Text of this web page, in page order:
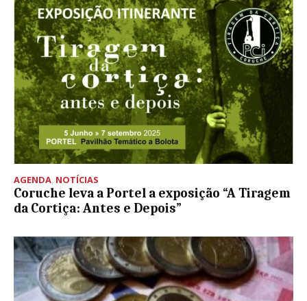
AGENDA NOTÍCIAS
Coruche leva a Portel a exposição “A Tiragem
da Cortiça: Antes e Depois”